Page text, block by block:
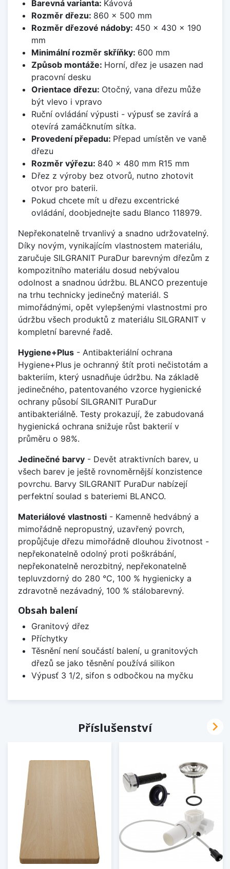
Barevná varianta: Kávová
Rozměr dřezu: 860 x 500 mm
Rozměr dřezové nádoby: 450 x 430 x 190
mm
Minimální rozměr skříňky: 600 mm
Způsob montáže: Horní, dřez je usazen nad
pracovní desku
Orientace dřezu: Otočný, vana dřezu může
být vlevo i vpravo
Ruční ovládání výpusti - výpusť se zavírá a
otevírá zamáčknutím sítka.
Provedení přepadu: Přepad umístěn ve vaně
dřezu
Rozměr výřezu: 840 x 480 mm R15 mm
Dřez z výroby bez otvorů, nutno zhotovit
otvor pro baterii.
Pokud chcete mít u dřezu excentrické
ovládání, doobjednejte sadu Blanco 118979.
Nepřekonatelně trvanlivý a snadno udržovatelný.
Díky novým, vynikajícím vlastnostem materiálu,
zaručuje SILGRANIT PuraDur barevným dřezům z
kompozitního materiálu dosud nebývalou
odolnost a snadnou údržbu. BLANCO prezentuje
na trhu technicky jedinečný materiál. S
mimořádnými, opět vylepšenými vlastnostmi pro
údržbu všech produktů z materiálu SILGRANIT v
kompletní barevné řadě.
Hygiene+Plus - Antibakteriální ochrana
Hygiene+Plus je ochranný štít proti nečistotám a
bakteriím, který usnadňuje údržbu. Na základě
jedinečného, patentovaného vzorce hygienické
ochrany působí SILGRANIT PuraDur
antibakteriálně. Testy prokazují, že zabudovaná
hygienická ochrana snižuje růst bakterií v
průměru o 98%.
Jedinečné barvy - Devět atraktivních barev, u
všech barev je ještě rovnoměrnější konzistence
povrchu. Barvy SILGRANIT PuraDur nabízejí
perfektní soulad s bateriemi BLANCO.
Materiálové vlastnosti - Kamenně hedvábný a
mimořádně nepropustný, uzavřený povrch,
propůjčuje dřezu mimořádně dlouhou životnost -
nepřekonatelně odolný proti poškrábání,
nepřekonatelně nerozbitný, nepřekonatelně
tepluvzdorný do 280 °C, 100 % hygienicky a
zdravotně nezávadný, 100 % stálobarevný.
Obsah balení
Granitový dřez
Příchytky
Těsnění není součástí balení, u granitových
dřezů se jako těsnění používá silikon
Výpusť 3 1/2, sifon s odbočkou na myčku
Příslušenství 